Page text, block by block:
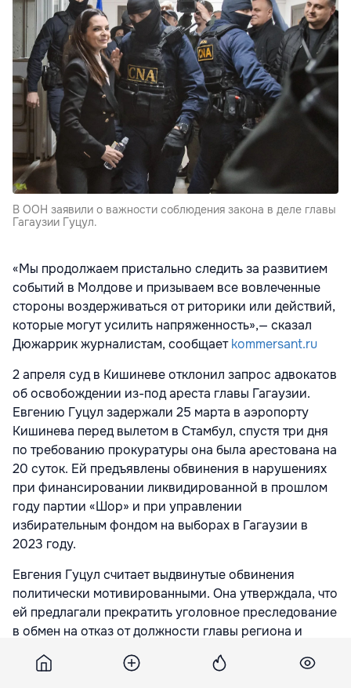
В ООН заявили о важности соблюдения закона в деле главы
Гагаузии Гуцул.
«Мы продолжаем пристально следить за развитием
событий в Молдове и призываем все вовлеченные
стороны воздерживаться от риторики или действий,
которые могут усилить напряженность»,— сказал
Дюжаррик журналистам, сообщаетkommersant.ru
2 апреля суд в Кишиневеотклонил запрос адвокатов
об освобождении из-под ареста главы Гагаузии.
Евгению Гуцул задержали 25 марта в аэропорту
Кишинева перед вылетом в Стамбул, спустя три дня
по требованию прокуратуры она была арестована на
20 суток. Ей предъявлены обвинения в нарушениях
при финансировании ликвидированной в прошлом
году партии «Шор» и при управлении
избирательным фондом на выборах в Гагаузии в
2023 году.
Евгения Гуцул считает выдвинутые обвинения
политически мотивированными. Она утверждала, что
ей предлагали прекратить уголовное преследование
в обмен на отказ от должности главы региона и
немедленный выезд из страны.